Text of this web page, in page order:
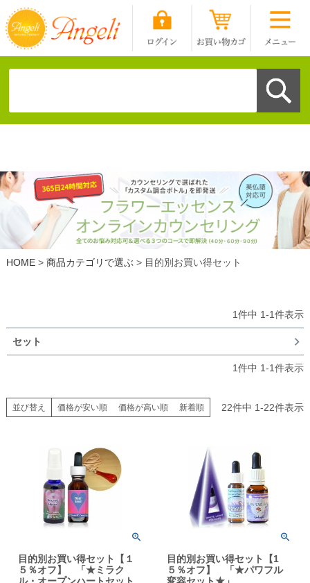
HOME 商品カテゴリで選ぶ 目的別お買い得セット
1件中 1-1件表示
セット
1件中 1-1件表示
並び替え 価格が安い順 価格が高い順 新着順 22件中 1-22件表示
目的別お買い得セット【１
５％オフ】 「★ミラク
目的別お買い得セット【1
５％オフ】 「★パワフル